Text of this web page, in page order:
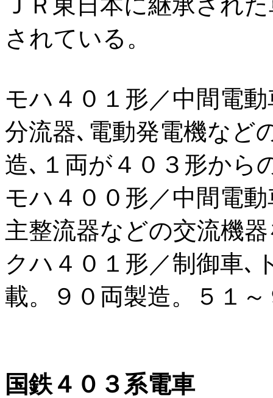
されている。
モハ４０１形／中間電
分流器､電動発電機など
造､１両が４０３形から
モハ４００形／中間電
主整流器などの交流機
クハ４０１形／制御車､
載。９０両製造。５１
国鉄４０３系電車